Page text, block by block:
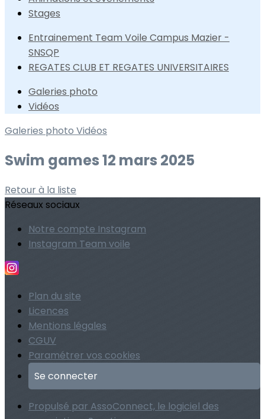
Stages
Entrainement Team Voile Campus Mazier -
SNSQP
REGATES CLUB ET REGATES UNIVERSITAIRES
Galeries photo
Vidéos
Galeries photo Vidéos
Swim games 12 mars 2025
Retour à la liste
Réseaux sociaux
Notre compte Instagram
Instagram Team voile
Plan du site
Licences
Mentions légales
CGUV
Paramétrer vos cookies
Se connecter
Propulsé par AssoConnect, le logiciel des